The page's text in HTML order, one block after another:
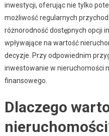
inwestycji, oferując nie tylko
możliwość regularnych
różnorodność dostępnych opcji
wpływające na wartość
decyzje. Przy odpowiednim
inwestowanie w nieruchomości
finansowego.
Dlaczego